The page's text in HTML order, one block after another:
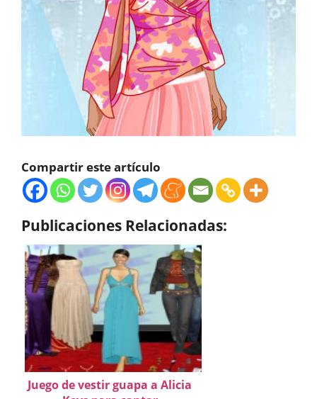
Compartir este artículo
Publicaciones Relacionadas:
Juego de vestir guapa a Alicia